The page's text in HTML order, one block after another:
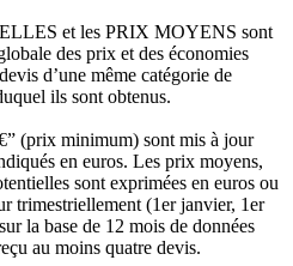
et les PRIX MOYENS sont
des prix et des économies
d’une même catégorie de
ils sont obtenus.
(prix minimum) sont mis à jour
en euros. Les prix moyens,
sont exprimées en euros ou
trimestriellement (1er janvier, 1er
la base de 12 mois de données
au moins quatre devis.